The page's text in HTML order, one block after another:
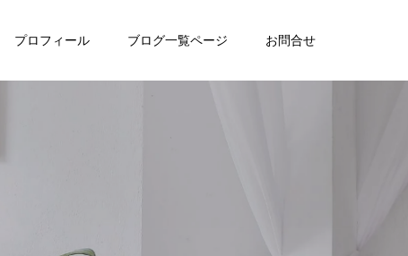
プロフィール ブログ一覧ページ お問合せ